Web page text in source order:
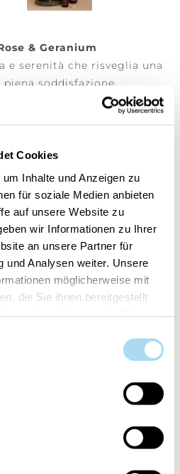
Cookies
Inhalte und Anzeigen zu
für soziale Medien anbieten
auf unsere Website zu
wir Informationen zu Ihrer
an unsere Partner für
und Analysen weiter. Unsere
möglicherweise mit
die Sie ihnen bereitgestellt
& Geranium
e serenità che risveglia una
soddisfazione.
30 ml – Aggiungi
1899.
per pezzo)
AL CARRELLO
1